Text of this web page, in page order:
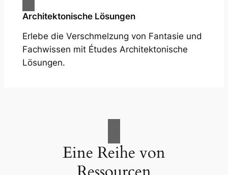
Architektonische Lösungen
Erlebe die Verschmelzung von Fantasie und
Fachwissen mit Études Architektonische
Lösungen.
Eine Reihe von